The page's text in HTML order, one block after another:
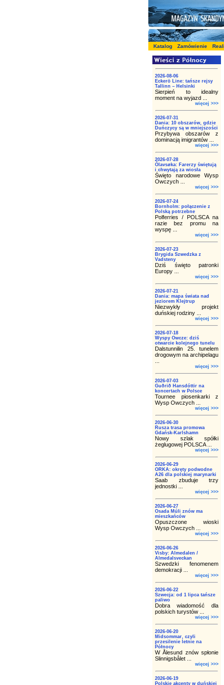
Katalog Zamówienie
2026-08-06
Eckerö Line: tańsze rejsy
Tallinn – Helsinki
Sierpień to idealny
moment na wyjazd ...
więcej >>>
2026-07-31
Dania: 10 obszarów, gdzie
Duńczycy są w mniejszości
Przybywa obszarów z
dominacją imigrantów ...
więcej >>>
2026-07-28
Ólavsøka: Farerzy świętują
i chwytają za wiosła
Święto narodowe Wysp
Owczych ...
więcej >>>
2026-07-24
Bornholm: połączenie z
Polską potrzebne
Polferries / POLSCA na
razie bez promu na
wyspę ...
więcej >>>
2026-07-23
Brygida Szwedzka z
Vadsteny
Dziś święto patronki
Europy ...
więcej >>>
2026-07-21
Dania: mapa świata nad
jeziorem Klejtrup
Niezwykły projekt
duńskiej rodziny ...
więcej >>>
2026-07-18
Wyspy Owcze: dziś
otwarcie kolejnego tunelu
Dalstunnilin 25. tunelem
drogowym na archipelagu
więcej >>>
2026-07-03
Guðrið Hansdóttir na
koncertach w Polsce
Tournee piosenkarki z
Wysp Owczych ...
więcej >>>
2026-06-30
Rusza trasa promowa
Gdańsk-Karlshamn
Nowy szlak spółki
żeglugowej POLSCA ...
więcej >>>
2026-06-29
ORKA: okręty podwodne
A26 dla polskiej marynarki
Saab zbuduje trzy
jednostki ...
więcej >>>
2026-06-27
Osada Múli znów ma
mieszkańców
Opuszczone wioski
Wysp Owczych ...
więcej >>>
2026-06-26
Visby: Almedalen /
Almedalsveckan
Szwedzki fenomenem
demokracji ...
więcej >>>
2026-06-22
Szwecja: od 1 lipca tańsze
paliwo
Dobra wiadomość dla
polskich turystów ...
więcej >>>
2026-06-20
Midsommar, czyli
przesilenie letnie na
Północy
W Ålesund znów spłonie
Slinnigsbålet ...
więcej >>>
2026-06-19
Polskie akcenty w duńskiej